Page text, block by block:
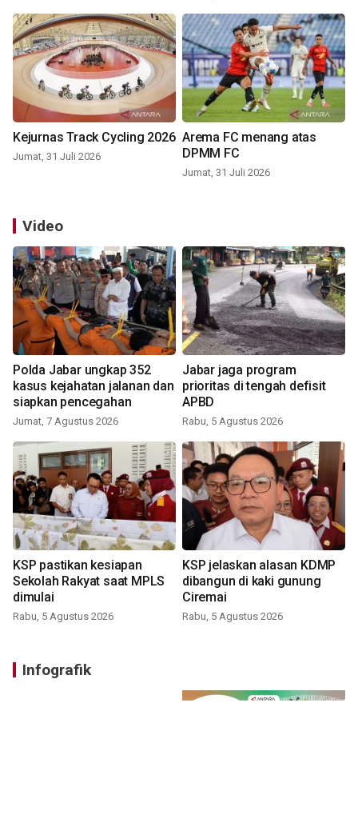
Kejurnas Track Cycling 2026
Jumat, 31 Juli 2026
Arema FC menang atas
DPMM FC
Jumat, 31 Juli 2026
Video
Polda Jabar ungkap 352
kasus kejahatan jalanan dan
siapkan pencegahan
Jumat, 7 Agustus 2026
Jabar jaga program
prioritas di tengah defisit
APBD
Rabu, 5 Agustus 2026
KSP pastikan kesiapan
Sekolah Rakyat saat MPLS
dimulai
Rabu, 5 Agustus 2026
KSP jelaskan alasan KDMP
dibangun di kaki gunung
Ciremai
Rabu, 5 Agustus 2026
Infografik